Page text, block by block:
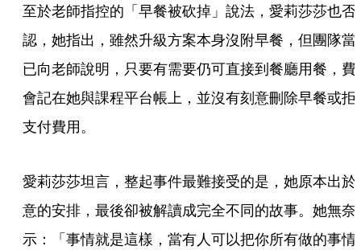
至於老師指控的「早餐被砍掉」說法，愛莉莎莎也否
認，她指出，雖然升級方案本身沒附早餐，但團隊當
已向老師說明，只要有需要仍可直接到餐廳用餐，費
會記在她與課程平台帳上，並沒有刻意刪除早餐或拒
支付費用。
愛莉莎莎坦言，整起事件最難接受的是，她原本出於
意的安排，最後卻被解讀成完全不同的故事。她無奈
示：「事情就是這樣，當有人可以把你所有做的事情